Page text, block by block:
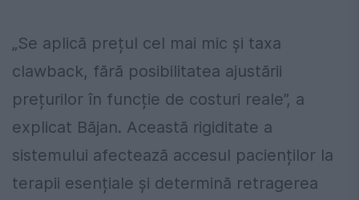
„Se aplică prețul cel mai mic și taxa
clawback, fără posibilitatea ajustării
prețurilor în funcție de costuri reale”, a
explicat Băjan. Această rigiditate a
sistemului afectează accesul pacienților la
terapii esențiale și determină retragerea